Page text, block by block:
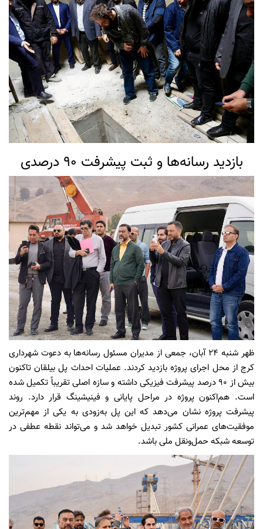
بازدید رسانه‌ها و ثبت پیشرفت ۹۰ درصدی
ظهر شنبه ۲۴ آبان، جمعی از مدیران مسئول رسانه‌ها به دعوت شهرداری
کرج از محل اجرای پروژه بازدید کردند. عملیات احداث پل بیلقان تاکنون
بیش از ۹۰ درصد پیشرفت فیزیکی داشته و سازه اصلی تقریباً تکمیل شده
است. هم‌اکنون پروژه در مراحل پایانی و فینیشینگ قرار دارد. روند
پیشرفت پروژه نشان می‌دهد که این پل به‌زودی به یکی از مهم‌ترین
موفقیت‌های عمرانی کشور تبدیل خواهد شد و می‌تواند نقطه عطفی در
توسعه شبکه حمل‌ونقل ملی باشد.